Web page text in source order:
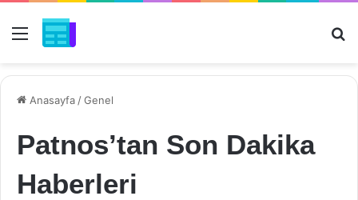
Menü
Anasayfa /Genel
Patnos’tan Son Dakika
Haberleri